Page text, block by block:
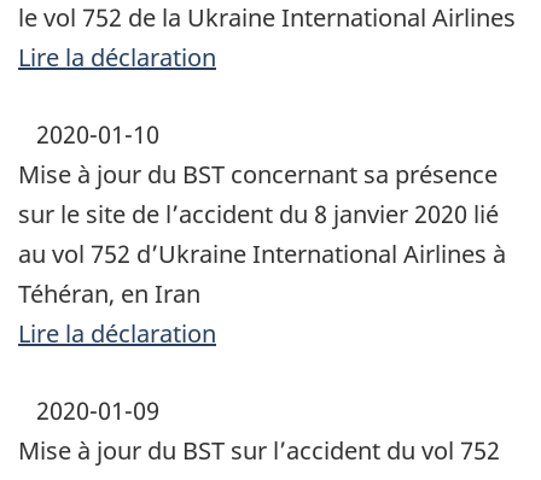
le vol 752 de la Ukraine International Airlines
Lire la déclaration
2020-01-10
Mise à jour du BST concernant sa présence
sur le site de l’accident du 8 janvier 2020 lié
au vol 752 d’Ukraine International Airlines à
Téhéran, en Iran
Lire la déclaration
2020-01-09
Mise à jour du BST sur l’accident du vol 752